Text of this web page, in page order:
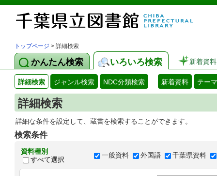
トップページ > 詳細検索
かんたん検索 いろいろ検索 新着資料
詳細検索 ジャンル検索 NDC分類検索 新着資料 テー
詳細検索
詳細な条件を設定して、蔵書を検索することができます。
検索条件
資料種別
すべて選択
一般資料 外国語 千葉県資料